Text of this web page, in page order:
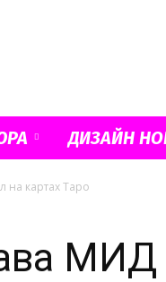
ДИЗАЙН
на картах Таро
МИД